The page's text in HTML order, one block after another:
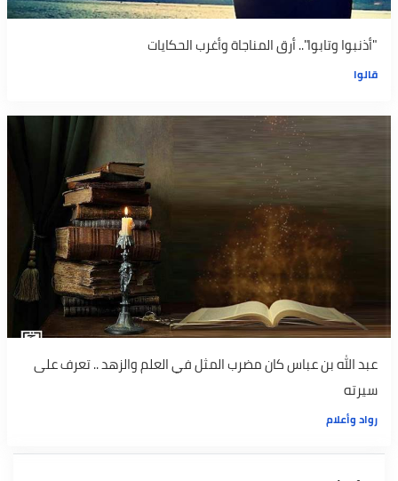
"أذنبوا وتابوا".. أرق المناجاة وأغرب الحكايات
قالوا
عبد الله بن عباس كان مضرب المثل في العلم والزهد .. تعرف على
سيرته
رواد وأعلام